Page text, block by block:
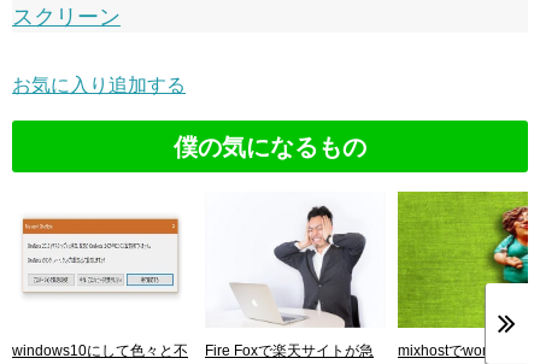
スクリーン
お気に入り追加する
僕の気になるもの
windows10にして色々と不
Fire Foxで楽天サイトが急
mixhostでwordpress